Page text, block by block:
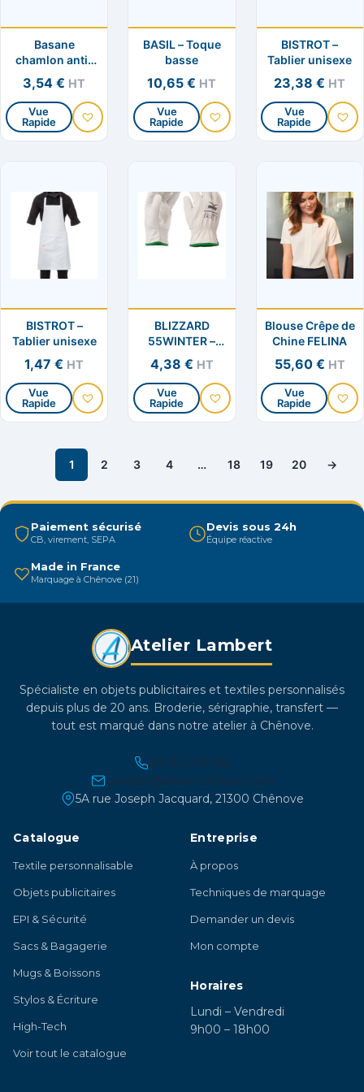
choisies
sur
la
page
du
produit
choisies
sur
la
page
du
produit
choisies
sur
la
page
du
produit
Basane
chamlon anti-
sudation
3,54€ HT
Ce
produit
variations.
Les
options
peuvent
choisies
sur
la
page
du
produit
Vue
Rapide
BASIL – Toque
basse
10,65€ HT
Ce
produit
variations.
Les
options
choisies
sur
la
page
du
produit
Vue
Rapide
BISTROT –
Tablier unisexe
23,38€ HT
Ce
produit
Les
options
peuvent
choisies
sur
la
page
du
produit
Vue
Rapide
BISTROT –
Tablier unisexe
1,47€ HT
Ce
produit
a
plusieurs
Les
options
peuvent
être
choisies
produit
Vue
Rapide
BLIZZARD
55WINTER –
Gants d’hiver en
cuir fleur de
bovin
4,38 € HT
Ce
produit
plusieurs
Les
options
peuvent
page
du
produit
Vue
Rapide
Blouse Crêpe de
Chine FELINA
55,60 € HT
Ce
produit
plusieurs
Les
produit
Vue
Rapide
1 2 3 4 … 18 19 20 →
Paiement sécurisé
CB, virement, SEPA
Devis sous 24h
Équipe réactive
Made in France
Marquage à Chênove (21)
Atelier Lambert
Spécialiste en objets publicitaires et textiles personnalisés
depuis plus de 20 ans. Broderie, sérigraphie, transfert —
tout est marqué dans notre atelier à Chênove.
03 45 21 30 86
contact@atelier-lambert.com
5A rue Joseph Jacquard, 21300 Chênove
Catalogue
Textile personnalisable
Objets publicitaires
EPI & Sécurité
Sacs & Bagagerie
Mugs & Boissons
Stylos & Écriture
High-Tech
Voir tout le catalogue
Entreprise
À propos
Techniques de marquage
Demander un devis
Mon compte
Horaires
Lundi – Vendredi
9h00 – 18h00